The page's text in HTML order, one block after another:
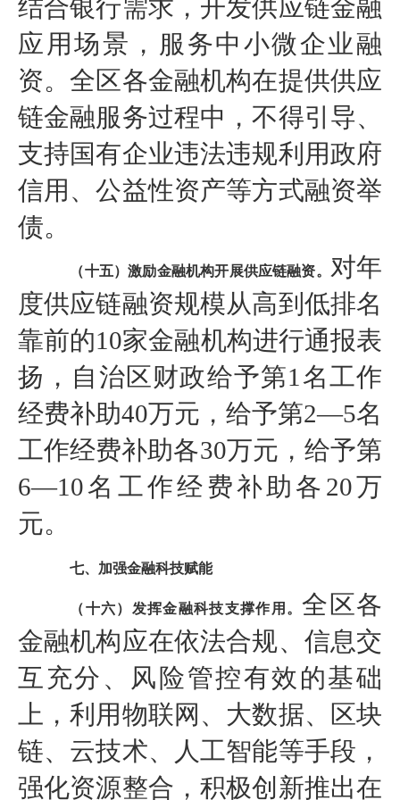
结合银行需求，开发供应链金融
应用场景，服务中小微企业融
资。全区各金融机构在提供供应
链金融服务过程中，不得引导、
支持国有企业违法违规利用政府
信用、公益性资产等方式融资举
债。
（十五）激励金融机构开展供应链融资。
对年
度供应链融资规模从高到低排名
靠前的10家金融机构进行通报表
扬，自治区财政给予第1名工作
经费补助40万元，给予第2—5名
工作经费补助各30万元，给予第
6—10名工作经费补助各20万
元。
七、加强金融科技赋能
（十六）发挥金融科技支撑作用。全区各
金融机构应在依法合规、信息交
互充分、风险管控有效的基础
上，利用物联网、大数据、区块
链、云技术、人工智能等手段，
强化资源整合，积极创新推出在